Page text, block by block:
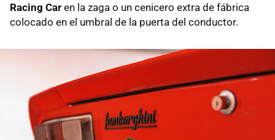
Racing Car en la zaga o un cenicero extra de fábrica
colocado en el umbral de la puerta del conductor.